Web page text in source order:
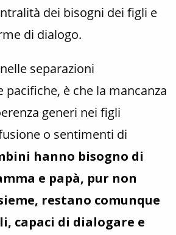
dei bisogni dei figli e
di dialogo.
separazioni
è che la mancanza
generi nei figli
o sentimenti di
hanno bisogno di
e papà, pur non
restano comunque
capaci di dialogare e